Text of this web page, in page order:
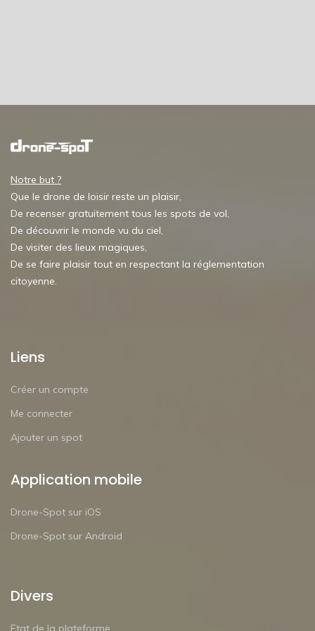
Notre but ?
Que le drone de loisir reste un plaisir,
De recenser gratuitement tous les spots de vol,
De découvrir le monde vu du ciel,
De visiter des lieux magiques,
De se faire plaisir tout en respectant la réglementation
citoyenne.
Liens
Créer un compte
Me connecter
Ajouter un spot
Application mobile
Drone-Spot sur iOS
Drone-Spot sur Android
Divers
Etat de la plateforme